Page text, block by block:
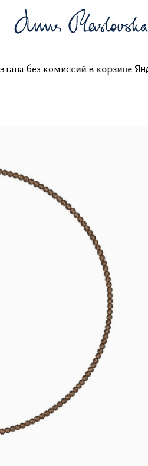
этапа без комиссий в корзине